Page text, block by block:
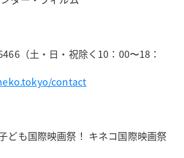
（土・日・祝除く10：00〜18：
contact
ども国際映画祭！ キネコ国際映画祭